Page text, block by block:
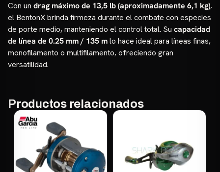
Con un drag máximo de 13,5 lb (aproximadamente 6,1 kg),
el BentonX brinda firmeza durante el combate con especies
de porte medio, manteniendo el control total. Su capacidad
de línea de 0.25 mm / 135 mlo hace ideal para líneas finas,
monofilamento o multifilamento, ofreciendo gran
versatilidad.
Productos relacionados